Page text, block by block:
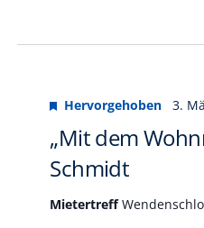
„Mit dem
Schmidt
Hervorgehoben 3.
Mietertreff